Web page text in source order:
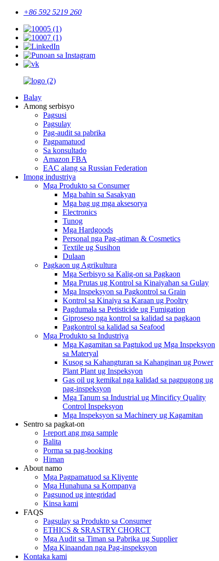
+86 592 5219 260
Balay
Among serbisyo
Pagsusi
Pagsulay
Pag-audit sa pabrika
Pagpamatuod
Sa konsultado
Amazon FBA
EAC alang sa Russian Federation
Imong industriya
Mga Produkto sa Consumer
Mga bahin sa Sasakyan
Mga bag ug mga aksesorya
Electronics
Tunog
Mga Hardgoods
Personal nga Pag-atiman & Cosmetics
Textile ug Susihon
Dulaan
Pagkaon ug Agrikultura
Mga Serbisyo sa Kalig-on sa Pagkaon
Mga Prutas ug Kontrol sa Kinaiyahan sa Gulay
Mga Inspeksyon sa Pagkontrol sa Grain
Kontrol sa Kinaiya sa Karaan ug Pooltry
Pagdumala sa Petisticide ug Fumigation
Giproseso nga kontrol sa kalidad sa pagkaon
Pagkontrol sa kalidad sa Seafood
Mga Produkto sa Industriya
Mga Kagamitan sa Pagtukod ug Mga Inspeksyon
sa Materyal
Kusog sa Kahangturan sa Kahanginan ug Power
Plant Plant ug Inspeksyon
Gas oil ug kemikal nga kalidad sa pagpugong ug
pag-inspeksyon
Mga Tanum sa Industrial ug Mincificy Quality
Control Inspeksyon
Mga Inspeksyon sa Machinery ug Kagamitan
Sentro sa pagkat-on
I-report ang mga sample
Balita
Porma sa pag-booking
Himan
About namo
Mga Pagpamatuod sa Kliyente
Mga Hunahuna sa Kompanya
Pagsunod ug integridad
Kinsa kami
FAQS
Pagsulay sa Produkto sa Consumer
ETHICS & SRASTRY CHORCT
Mga Audit sa Timan sa Pabrika ug Supplier
Mga Kinaandan nga Pag-inspeksyon
Kontaka kami